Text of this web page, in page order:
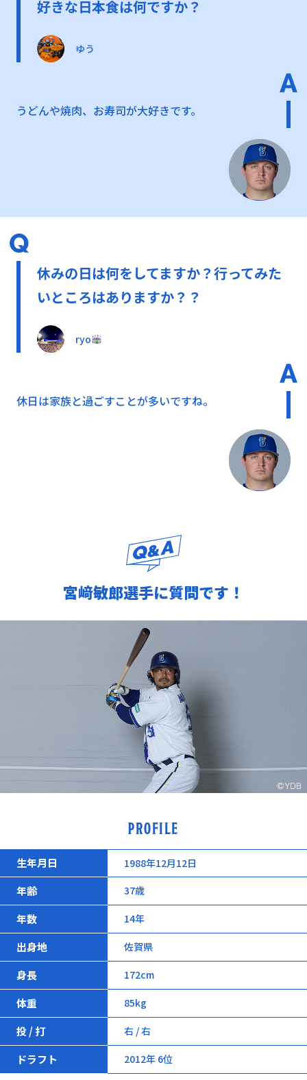
好きな日本食は何ですか？
ゆう
うどんや焼肉、お寿司が大好きです。
休みの日は何をしてますか？行ってみた
いところはありますか？？
ryo
休日は家族と過ごすことが多いですね。
宮﨑敏郎選手に質問です！
PROFILE
生年月日 1988年12月12日
年齢 37歳
年数 14年
出身地 佐賀県
身長 172cm
体重 85kg
投 / 打 右 / 右
ドラフト 2012年 6位